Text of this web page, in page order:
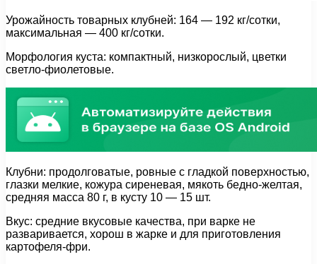
Урожайность товарных клубней: 164 — 192 кг/сотки,
максимальная — 400 кг/сотки.
Морфология куста: компактный, низкорослый, цветки
светло-фиолетовые.
Клубни: продолговатые, ровные с гладкой поверхностью,
глазки мелкие, кожура сиреневая, мякоть бедно-желтая,
средняя масса 80 г, в кусту 10 — 15 шт.
Вкус: средние вкусовые качества, при варке не
разваривается, хорош в жарке и для приготовления
картофеля-фри.